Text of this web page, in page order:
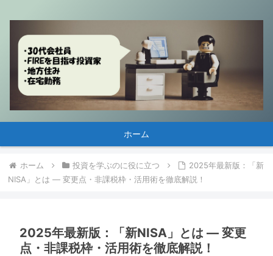
ホーム
ホーム 投資を学ぶのに役に立つ
2025年最新版：「新
NISA」とは — 変更点・非課税枠・活用術を徹底解説！
2025年最新版：「新NISA」とは — 変更
点・非課税枠・活用術を徹底解説！